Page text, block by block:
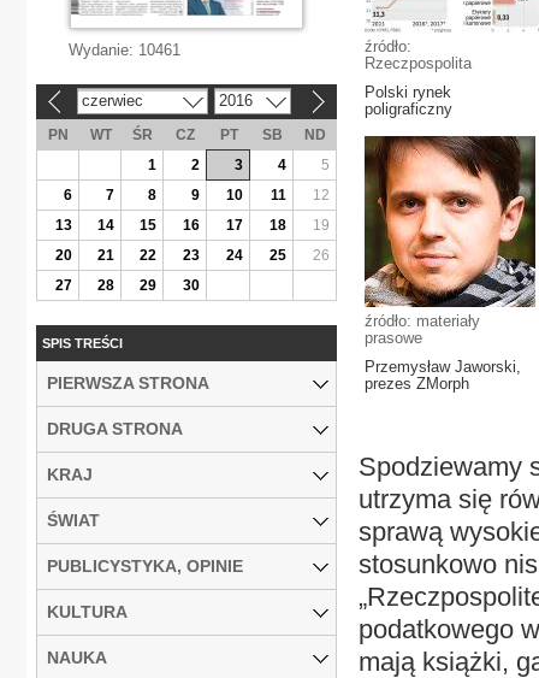
źródło:
Rzeczpospolita
Polski rynek
poligraficzny
źródło: materiały
prasowe
Przemysław Jaworski,
prezes ZMorph
Spodziewamy
utrzyma się
sprawą
stosunkowo
podatkowego
mają książki,
Wydanie: 10461
czerwiec 2016
PN WT ŚR CZ PT SB
ND
1
2 3 4
5
6
7 8 9 10 11
12
13
14 15 16 17 18
19
20
21 22 23 24 25
26
27
28 29 30
SPIS TREŚCI
PIERWSZA STRONA
DRUGA STRONA
KRAJ
ŚWIAT
PUBLICYSTYKA, OPINIE
KULTURA
NAUKA